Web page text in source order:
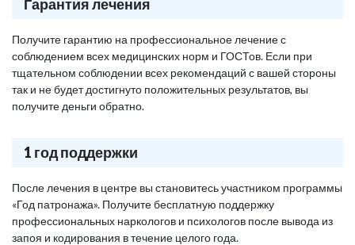
Гарантия лечения
Получите гарантию на профессиональное лечение с
соблюдением всех медицинских норм и ГОСТов. Если при
тщательном соблюдении всех рекомендаций с вашей стороны
так и не будет достигнуто положительных результатов, вы
получите деньги обратно.
1 год поддержки
После лечения в центре вы становитесь участником программы
«Год патронажа». Получите бесплатную поддержку
профессиональных наркологов и психологов после вывода из
запоя и кодирования в течение целого года.